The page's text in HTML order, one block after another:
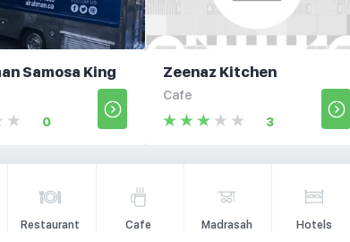
Samosa King
0
Zeenaz Kitchen
Cafe
3
Restaurant Cafe Madrasah Hotels